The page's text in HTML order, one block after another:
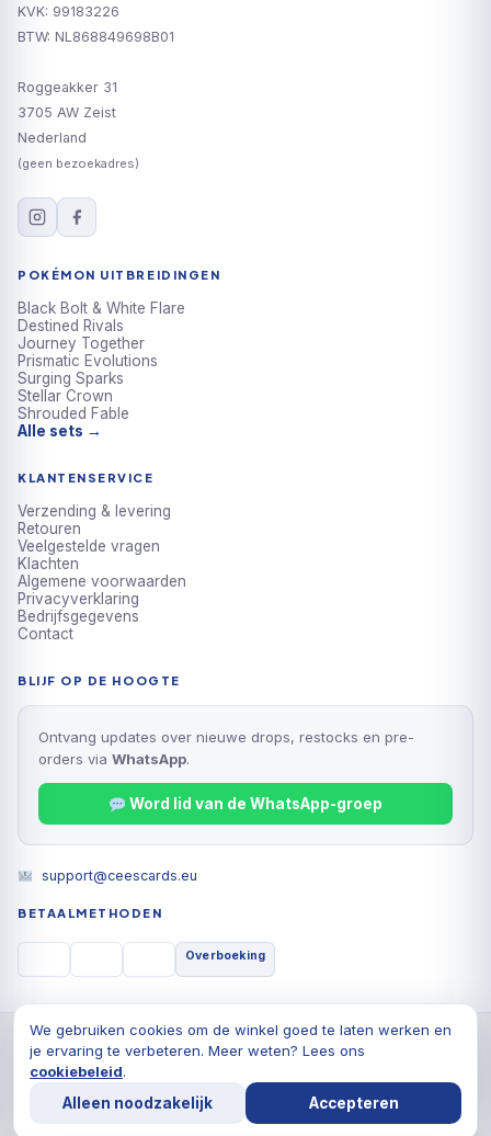
KVK: 99183226
BTW: NL868849698B01
Roggeakker 31
3705 AW Zeist
Nederland
(geen bezoekadres)
POKÉMON UITBREIDINGEN
Black Bolt & White Flare
Destined Rivals
Journey Together
Prismatic Evolutions
Surging Sparks
Stellar Crown
Shrouded Fable
Alle sets →
KLANTENSERVICE
Verzending & levering
Retouren
Veelgestelde vragen
Klachten
Algemene voorwaarden
Privacyverklaring
Bedrijfsgegevens
Contact
BLIJF OP DE HOOGTE
Ontvang updates over nieuwe drops, restocks en pre-
orders via WhatsApp.
Word lid van de WhatsApp-groep
support@ceescards.eu
BETAALMETHODEN
Overboeking
© 2026 Cees Cards B.V., Alle rechten voorbehouden
PrivacyverklaringAlgemene voorwaarden Cookiebeleid
We gebruiken cookies om de winkel goed te laten werken en
je ervaring te verbeteren. Meer weten? Lees ons
cookiebeleid.
Alleen noodzakelijk
Accepteren
De waardering van ceescards.eu/ bijWebwinkelKeur
is 9.8/10 gebaseerd op 1764 reviews.